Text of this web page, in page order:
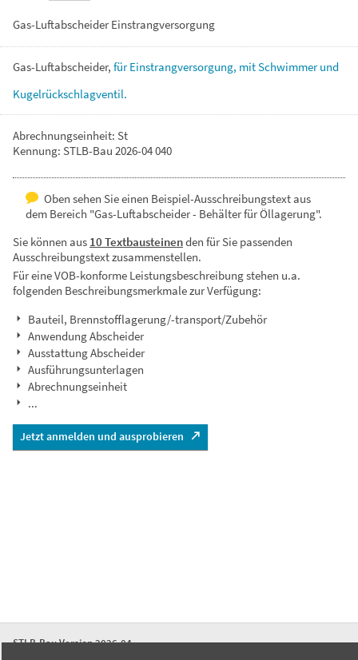
Gas-Luftabscheider Einstrangversorgung
Gas-Luftabscheider, fürEinstrangversorgung, mitSchwimmerund
Kugelrückschlagventil.
Abrechnungseinheit: St
Kennung: STLB-Bau 2026-04 040
Oben sehen Sie einen Beispiel-Ausschreibungstext aus
dem Bereich "Gas-Luftabscheider - Behälter für Öllagerung".
Sie können aus 10 Textbausteinenden für Sie passenden
Ausschreibungstext zusammenstellen.
Für eine VOB-konforme Leistungsbeschreibung stehen u.a.
folgenden Beschreibungsmerkmale zur Verfügung:
Bauteil, Brennstofflagerung/-transport/Zubehör
Anwendung Abscheider
Ausstattung Abscheider
Ausführungsunterlagen
Abrechnungseinheit
...
Jetzt anmelden und ausprobieren
STLB-Bau Version 2026-04